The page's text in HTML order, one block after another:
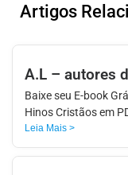
Artigos
A.L – autores
Baixe seu E-book
Hinos Cristãos em
Leia Mais >